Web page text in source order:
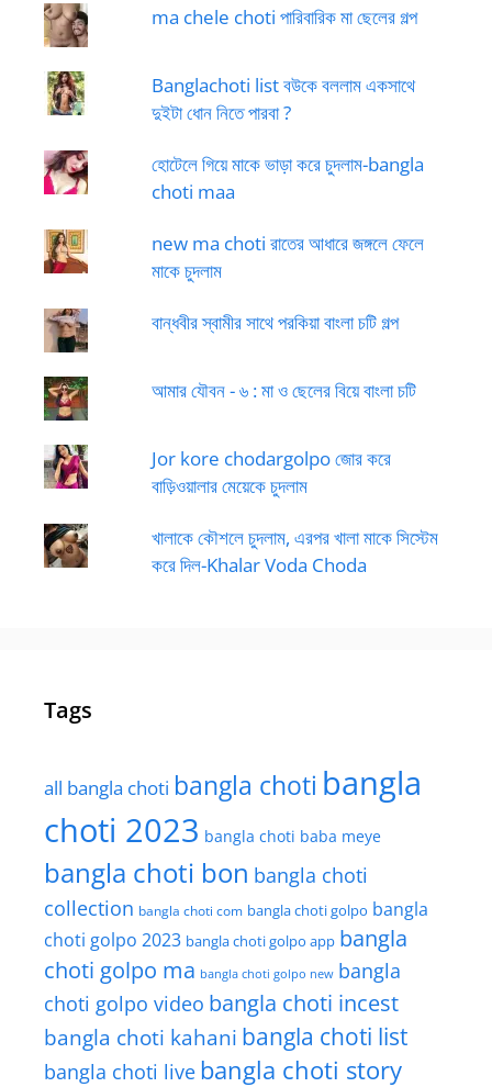
ma chele choti পারিবারিক মা ছেলের গল্প
Banglachoti list বউকে বললাম একসাথে
দুইটা ধোন নিতে পারবা ?
হোটেলে গিয়ে মাকে ভাড়া করে চুদলাম-bangla
choti maa
new ma choti রাতের আধারে জঙ্গলে ফেলে
মাকে চুদলাম
বান্ধবীর স্বামীর সাথে পরকিয়া বাংলা চটি গল্প
আমার যৌবন - ৬ : মা ও ছেলের বিয়ে বাংলা চটি
Jor kore chodargolpo জোর করে
বাড়িওয়ালার মেয়েকে চুদলাম
খালাকে কৌশলে চুদলাম, এরপর খালা মাকে সিস্টেম
করে দিল-Khalar Voda Choda
Tags
all bangla choti bangla choti bangla
choti 2023 bangla choti baba meye
bangla choti bon bangla choti
collection bangla choti com bangla choti golpo bangla
choti golpo 2023 bangla choti golpo app bangla
choti golpo ma bangla choti golpo new bangla
choti golpo video bangla choti incest
bangla choti kahani bangla choti list
bangla choti live bangla choti story